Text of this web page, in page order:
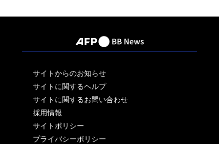
サイトからのお知らせ
サイトに関するヘルプ
サイトに関するお問い合わせ
採用情報
サイトポリシー
プライバシーポリシー